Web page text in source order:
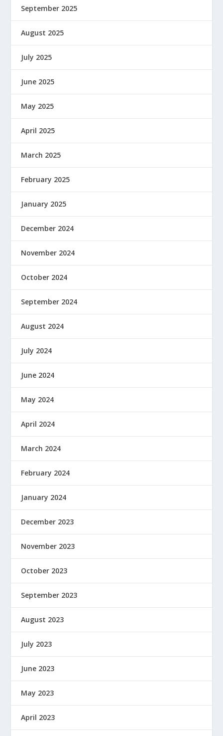
September 2025
August 2025
July 2025
June 2025
May 2025
April 2025
March 2025
February 2025
January 2025
December 2024
November 2024
October 2024
September 2024
August 2024
July 2024
June 2024
May 2024
April 2024
March 2024
February 2024
January 2024
December 2023
November 2023
October 2023
September 2023
August 2023
July 2023
June 2023
May 2023
April 2023